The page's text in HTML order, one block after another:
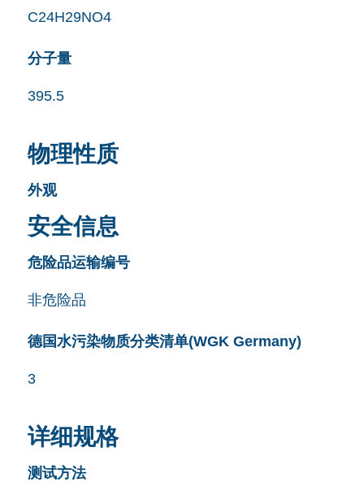
C24H29NO4
分子量
395.5
物理性质
外观
安全信息
危险品运输编号
非危险品
德国水污染物质分类清单(WGK Germany)
3
详细规格
测试方法